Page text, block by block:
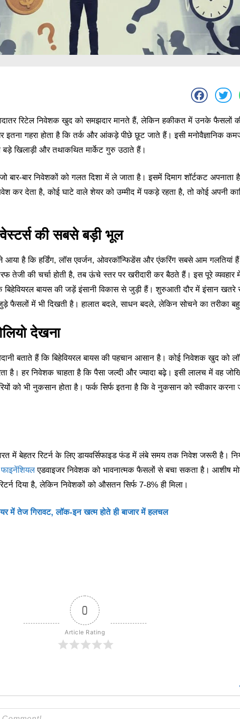
रिटेल निवेशक खुद को समझदार मानते हैं, लेकिन हकीकत में उनके फैसलों
गहरा होता है कि तर्क और आंकड़े पीछे छूट जाते हैं। इसी मनोवैज्ञानिक
बड़े खिलाड़ी और तथाकथित मार्केट गुरु उठाते हैं।
बार-बार निवेशकों को गलत दिशा में ले जाता है। इसमें दिमाग शॉर्टकट
कर देता है, कोई घाटे वाले शेयर को उम्मीद में पकड़े रहता है, तो कोई अपनी
की सबसे बड़ी भूल
आया है कि हर्डिंग, लॉस एवर्जन, ओवरकॉन्फिडेंस और एंकरिंग सबसे आम गलतियां
की चर्चा होती है, तब ऊंचे स्तर पर खरीदारी कर बैठते हैं। इस पूरे व्यवहार
बिहेवियरल बायस की जड़ें इंसानी विकास से जुड़ी हैं। शुरुआती दौर में इंसान
फैसलों में भी दिखती है। हालात बदले, साधन बदले, लेकिन सोचने का तरीका
देखना
बताते हैं कि बिहेवियरल बायस की पहचान आसान है। कोई निवेशक खुद को
है। हर निवेशक चाहता है कि पैसा जल्दी और ज्यादा बढ़े। इसी लालच में वह
को भी नुकसान होता है। फर्क सिर्फ इतना है कि वे नुकसान को स्वीकार
में बेहतर रिटर्न के लिए डायवर्सिफाइड फंड में लंबे समय तक निवेश जरूरी है।
फाइनेंशियलएडवाइजर निवेशक को भावनात्मक फैसलों से बचा सकता है। आशीष
दिया है, लेकिन निवेशकों को औसतन सिर्फ 7-8% ही मिला।
में तेज गिरावट, लॉक-इन खत्म होते ही बाजार में हलचल
0
Article Rating